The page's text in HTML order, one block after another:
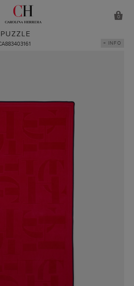
0
+ INFO